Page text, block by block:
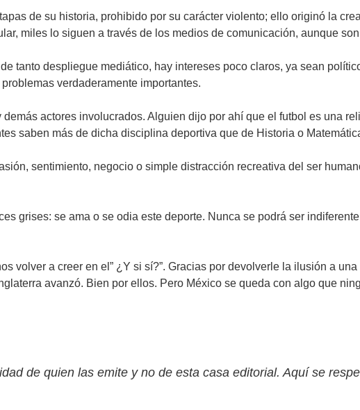
de su historia, prohibido por su carácter violento; ello originó la
miles lo siguen a través de los medios de comunicación, aunque
tanto despliegue mediático, hay intereses poco claros, ya sean
verdaderamente importantes.
actores involucrados. Alguien dijo por ahí que el futbol es una
saben más de dicha disciplina deportiva que de Historia o
sentimiento, negocio o simple distracción recreativa del ser
grises: se ama o se odia este deporte. Nunca se podrá ser
volver a creer en el” ¿Y si sí?”. Gracias por devolverle la ilusión a
avanzó. Bien por ellos. Pero México se queda con algo que
de quien las emite y no de esta casa editorial. Aquí se